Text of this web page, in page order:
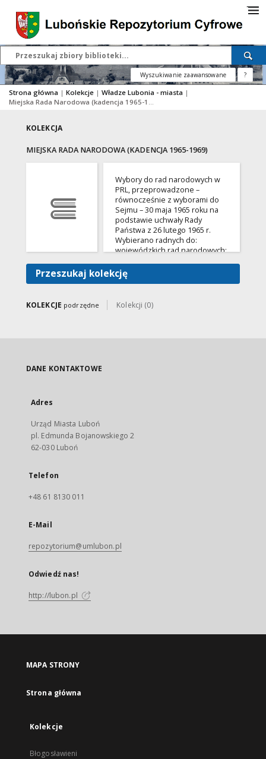
Wyszukiwanie zaawansowane ?
Strona główna | Kolekcje | Władze Lubonia - miasta |
Miejska Rada Narodowa (kadencja 1965-1969)
KOLEKCJA
MIEJSKA RADA NARODOWA (KADENCJA 1965-1969)
Wybory do rad narodowych w
PRL, przeprowadzone –
równocześnie z wyborami do
Sejmu – 30 maja 1965 roku na
podstawie uchwały Rady
Państwa z 26 lutego 1965 r.
Wybierano radnych do:
wojewódzkich rad narodowych;
miejskich rad narodowych;
dzielnicowych rad narodowych;
gromadzkich rad narodowych.
Przeszukaj kolekcję
KOLEKCJE podrzędne Kolekcji (0)
DANE KONTAKTOWE
Adres
Urząd Miasta Luboń
pl. Edmunda Bojanowskiego 2
62-030 Luboń
Telefon
+48 61 8130 011
E-Mail
repozytorium@umlubon.pl
Odwiedź nas!
http://lubon.pl
MAPA STRONY
Strona główna
Kolekcje
Błogosławieni